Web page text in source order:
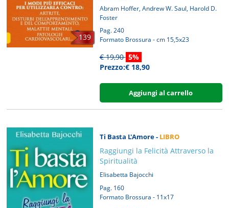
139
Abram Hoffer, Andrew W. Saul, Harold D.
Foster
Pag. 240
Formato Brossura - cm 15,5x23
€ 19,90 5%
Prezzo:€ 18,90
Aggiungi al carrello
Ti Basta L'Amore - LIBRO
Raggiungi la Felicità Attraverso la
Spiritualità
Elisabetta Bajocchi
Pag. 160
Formato Brossura - 11x17